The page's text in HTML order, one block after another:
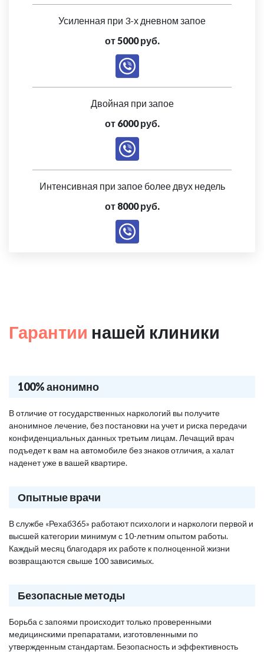
Усиленная при 3-х дневном запое
от 5000 руб.
Двойная при запое
от 6000 руб.
Интенсивная при запое более двух недель
от 8000 руб.
Гарантии нашей клиники
100% анонимно
В отличие от государственных наркологий вы получите
анонимное лечение, без постановки на учет и риска передачи
конфиденциальных данных третьим лицам. Лечащий врач
подъедет к вам на автомобиле без знаков отличия, а халат
наденет уже в вашей квартире.
Опытные врачи
В службе «Рехаб365» работают психологи и наркологи первой и
высшей категории минимум с 10-летним опытом работы.
Каждый месяц благодаря их работе к полноценной жизни
возвращаются свыше 100 зависимых.
Безопасные методы
Борьба с запоями происходит только проверенными
медицинскими препаратами, изготовленными по
утвержденным стандартам. Безопасность и эффективность